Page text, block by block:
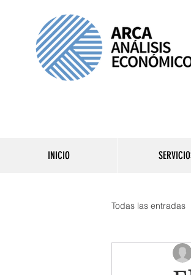
INICIO
Todas las entradas
Reporte del